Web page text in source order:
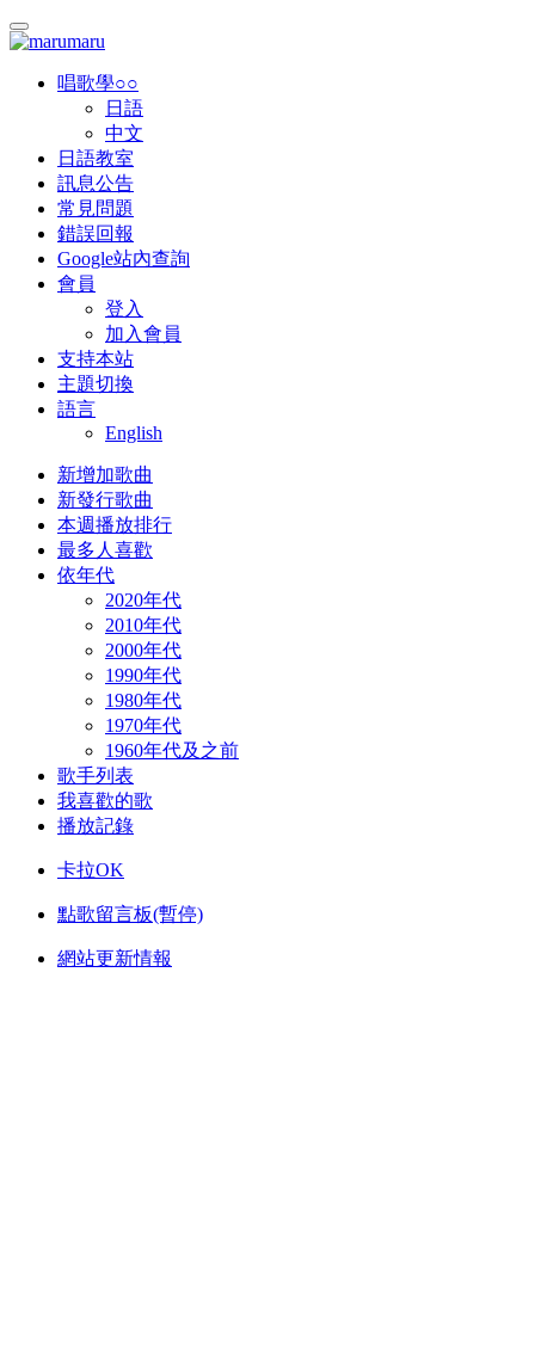
唱歌學○○
日語
中文
日語教室
訊息公告
常見問題
錯誤回報
Google站內查詢
會員
登入
加入會員
支持本站
主題切換
語言
English
新增加歌曲
新發行歌曲
本週播放排行
最多人喜歡
依年代
2020年代
2010年代
2000年代
1990年代
1980年代
1970年代
1960年代及之前
歌手列表
我喜歡的歌
播放記錄
卡拉OK
點歌留言板(暫停)
網站更新情報